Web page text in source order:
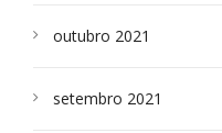
outubro 2021
setembro 2021